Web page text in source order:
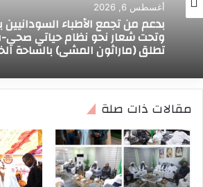
أغسطس 6, 2026
بدعم من تجمع الأطباء السودانيين
وتحت شعار نحو نظام حياتي صحي-
تطلق (ماراثون المشي) بالساحة
مقالات ذات صلة